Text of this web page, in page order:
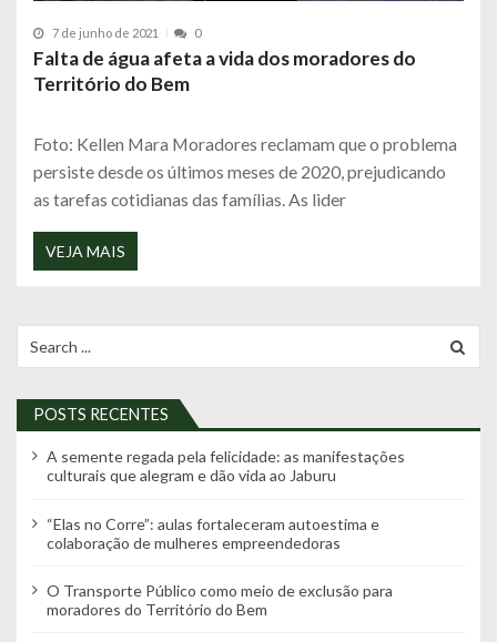
7 de junho de 2021 0
Falta de água afeta a vida dos moradores do
Território do Bem
Foto: Kellen Mara Moradores reclamam que o problema
persiste desde os últimos meses de 2020, prejudicando
as tarefas cotidianas das famílias. As lider
VEJA MAIS
for:
POSTS RECENTES
A semente regada pela felicidade: as manifestações
culturais que alegram e dão vida ao Jaburu
“Elas no Corre”: aulas fortaleceram autoestima e
colaboração de mulheres empreendedoras
O Transporte Público como meio de exclusão para
moradores do Território do Bem